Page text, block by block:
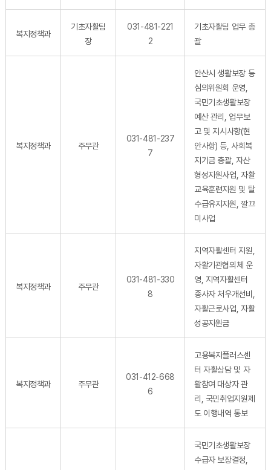
복지정책과
기초자활팀
장
031-481-221
2
기초자활팀 업무 총
괄
복지정책과 주무관
031-481-237
7
안산시 생활보장 등
심의위원회 운영,
국민기초생활보장
예산 관리, 업무보
고 및 지시사항(현
안사항) 등, 사회복
지기금 총괄, 자산
형성지원사업, 자활
교육훈련지원 및 탈
수급유지지원, 깔끄
미사업
복지정책과 주무관
031-481-330
8
지역자활센터 지원,
자활기관협의체 운
영, 지역자활센터
종사자 처우개선비,
자활근로사업, 자활
성공지원금
복지정책과 주무관
031-412-668
6
고용복지플러스센
터 자활상담 및 자
활참여 대상자 관
리, 국민취업지원제
도 이행내역 통보
국민기초생활보장
수급자 보장결정,